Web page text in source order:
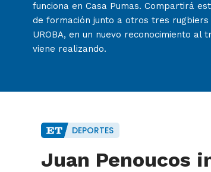
funciona en Casa Pumas. Compartirá
de formación junto a otros tres rugbiers
UROBA, en un nuevo reconocimiento al
viene realizando.
DEPORTES
Juan Penoucos